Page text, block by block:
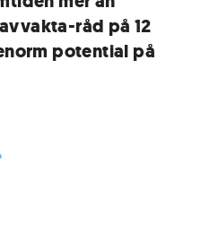
råd på 12
potential på